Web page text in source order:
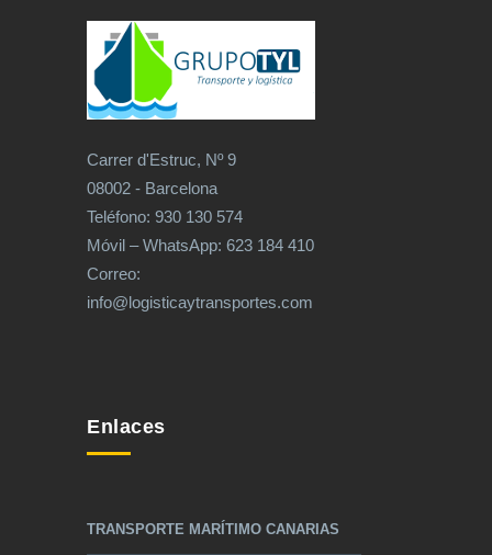
Carrer d'Estruc, Nº 9
08002 - Barcelona
Teléfono: 930 130 574
Móvil – WhatsApp: 623 184 410
Correo:
info@logisticaytransportes.com
Enlaces
TRANSPORTE MARÍTIMO CANARIAS